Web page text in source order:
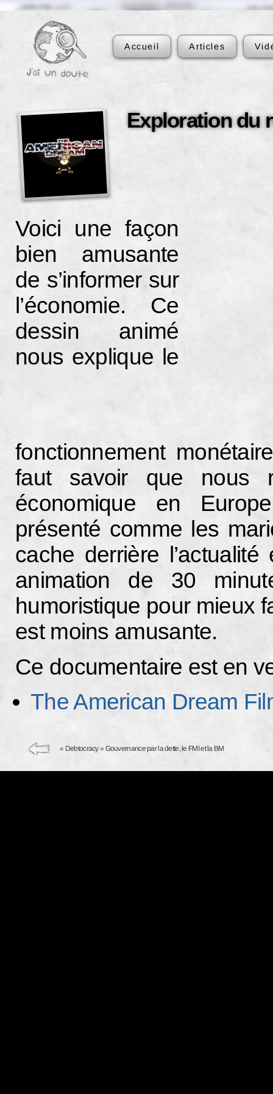
Accueil Articles
Exploration du
Voici une façon
bien amusante
de s’informer sur
l’économie. Ce
dessin animé
nous explique le
fonctionnement
faut savoir que nous
économique en
présenté comme les
cache derrière
animation de 30
humoristique pour mieux
est moins amusante.
Ce documentaire est en
The American Dream
« Debtocracy » Gouvernance par la dette, le FMI et la BM